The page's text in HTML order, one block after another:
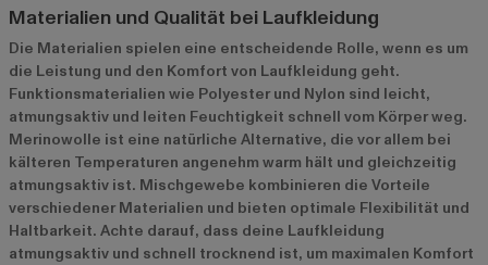
Materialien und Qualität bei Laufkleidung
Die Materialien spielen eine entscheidende Rolle, wenn es um
die Leistung und den Komfort von Laufkleidung geht.
Funktionsmaterialien wie Polyester und Nylon sind leicht,
atmungsaktiv und leiten Feuchtigkeit schnell vom Körper weg.
Merinowolle ist eine natürliche Alternative, die vor allem bei
kälteren Temperaturen angenehm warm hält und gleichzeitig
atmungsaktiv ist. Mischgewebe kombinieren die Vorteile
verschiedener Materialien und bieten optimale Flexibilität und
Haltbarkeit. Achte darauf, dass deine Laufkleidung
atmungsaktiv und schnell trocknend ist, um maximalen Komfort